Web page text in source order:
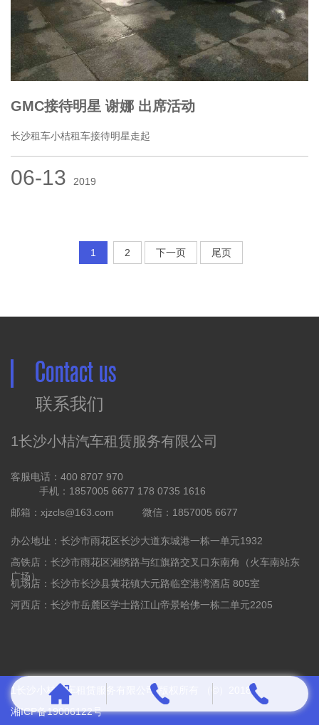
GMC接待明星 谢娜 出席活动
长沙租车小桔租车接待明星走起
06-13 2019
1 2 下一页 尾页
Contact us
联系我们
1长沙小桔汽车租赁服务有限公司
客服电话：400 8707 970
手机：1857005 6677 178 0735 1616
邮箱：xjzcls@163.com
微信：1857005 6677
办公地址：长沙市雨花区长沙大道东城港一栋一单元1932
高铁店：长沙市雨花区湘绣路与红旗路交叉口东南角（火车南站东
广场）
机场店：长沙市长沙县黄花镇大元路临空港湾酒店 805室
河西店：长沙市岳麓区学士路江山帝景哈佛一栋二单元2205
1长沙小桔汽车租赁服务有限公司 版权所有 （©）2018
湘ICP备19006122号